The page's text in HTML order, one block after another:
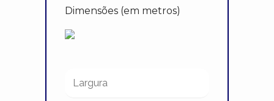
Dimensões (em metros)